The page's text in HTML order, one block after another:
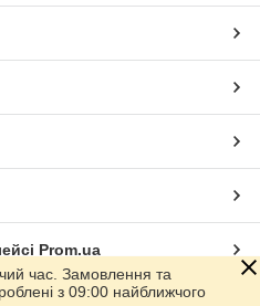
Prom.ua
час. Замовлення та
з 09:00 найближчого